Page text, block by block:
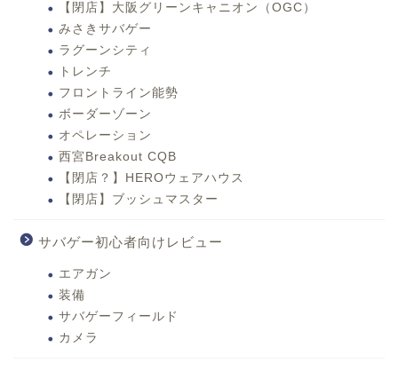
【閉店】大阪グリーンキャニオン（OGC）
みさきサバゲー
ラグーンシティ
トレンチ
フロントライン能勢
ボーダーゾーン
オペレーション
西宮Breakout CQB
【閉店？】HEROウェアハウス
【閉店】ブッシュマスター
サバゲー初心者向けレビュー
エアガン
装備
サバゲーフィールド
カメラ